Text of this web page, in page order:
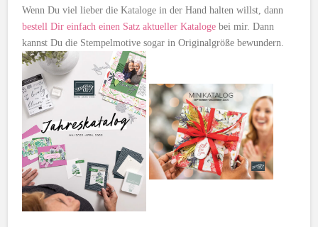
Wenn Du viel lieber die Kataloge in der Hand halten willst, dann
bestell Dir einfach einen Satz aktueller Kataloge bei mir. Dann
kannst Du die Stempelmotive sogar in Originalgröße bewundern.